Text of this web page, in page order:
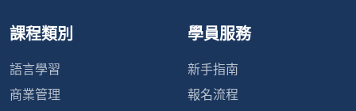
課程類別
語言學習
商業管理
學員服務
新手指南
報名流程